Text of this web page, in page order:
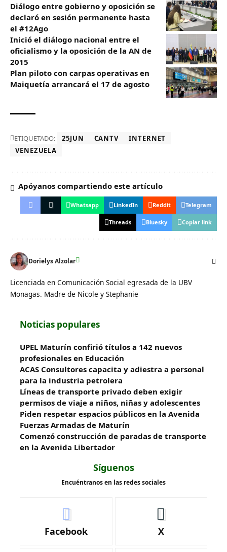
Diálogo entre gobierno y oposición se
declaró en sesión permanente hasta
el #12Ago
Inició el diálogo nacional entre el
oficialismo y la oposición de la AN de
2015
Plan piloto con carpas operativas en
Maiquetía arrancará el 17 de agosto
ETIQUETADO: 25JUN CANTV
INTERNET
VENEZUELA
Apóyanos compartiendo este artículo
Whatsapp LinkedIn Reddit Telegram
Threads Bluesky Copiar link
Dorielys Alzolar
Licenciada en Comunicación Social egresada de la UBV
Monagas. Madre de Nicole y Stephanie
Noticias populares
UPEL Maturín confirió títulos a 142 nuevos
profesionales en Educación
ACAS Consultores capacita y adiestra a personal
para la industria petrolera
Líneas de transporte privado deben exigir
permisos de viaje a niños, niñas y adolescentes
Piden respetar espacios públicos en la Avenida
Fuerzas Armadas de Maturín
​Comenzó construcción de paradas de transporte
en la Avenida Libertador
Síguenos
Encuéntranos en las redes sociales
Facebook X